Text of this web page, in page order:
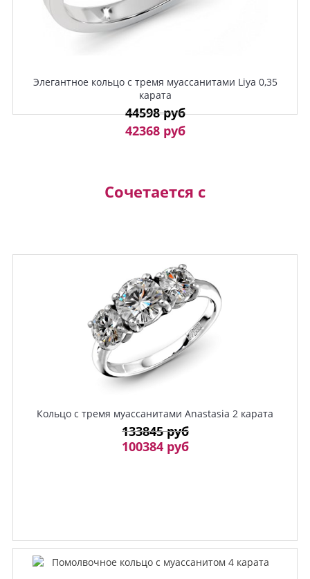
Элегантное кольцо с тремя муассанитами Liya 0,35
карата
44598 руб
42368 руб
Сочетается с
Кольцо с тремя муассанитами Anastasia 2 карата
133845 руб
100384 руб